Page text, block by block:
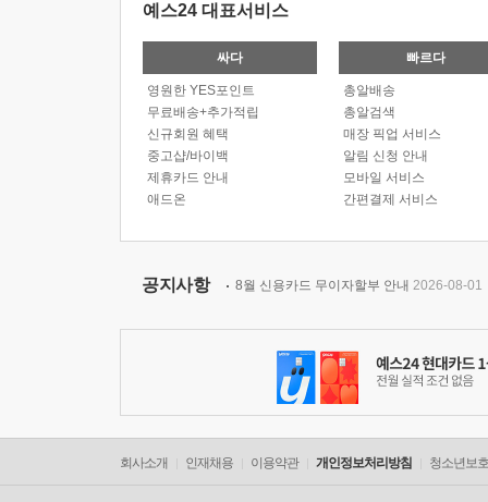
예스24 대표서비스
싸다
영원한 YES포인트
무료배송+추가적립
신규회원 혜택
중고샵/바이백
제휴카드 안내
애드온
빠르다
총알배송
총알검색
매장 픽업 서비스
알림 신청 안내
모바일 서비스
간편결제 서비스
공지사항 8월 신용카드 무이자할부 안내 2026-08-01
회사소개 인재채용 이용약관 개인정보처리방침 청소년보